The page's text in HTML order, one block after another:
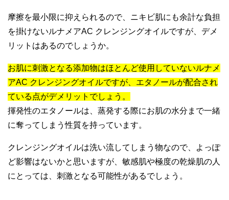
摩擦を最小限に抑えられるので、ニキビ肌にも余計な負担
を掛けないルナメアAC クレンジングオイルですが、デメ
リットはあるのでしょうか。
お肌に刺激となる添加物はほとんど使用していないルナメ
アAC クレンジングオイルですが、エタノールが配合され
ている点がデメリットでしょう。
揮発性のエタノールは、蒸発する際にお肌の水分まで一緒
に奪ってしまう性質を持っています。
クレンジングオイルは洗い流してしまう物なので、よっぽ
ど影響はないかと思いますが、敏感肌や極度の乾燥肌の人
にとっては、刺激となる可能性があるでしょう。